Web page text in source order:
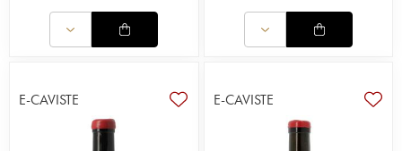
E-CAVISTE E-CAVISTE